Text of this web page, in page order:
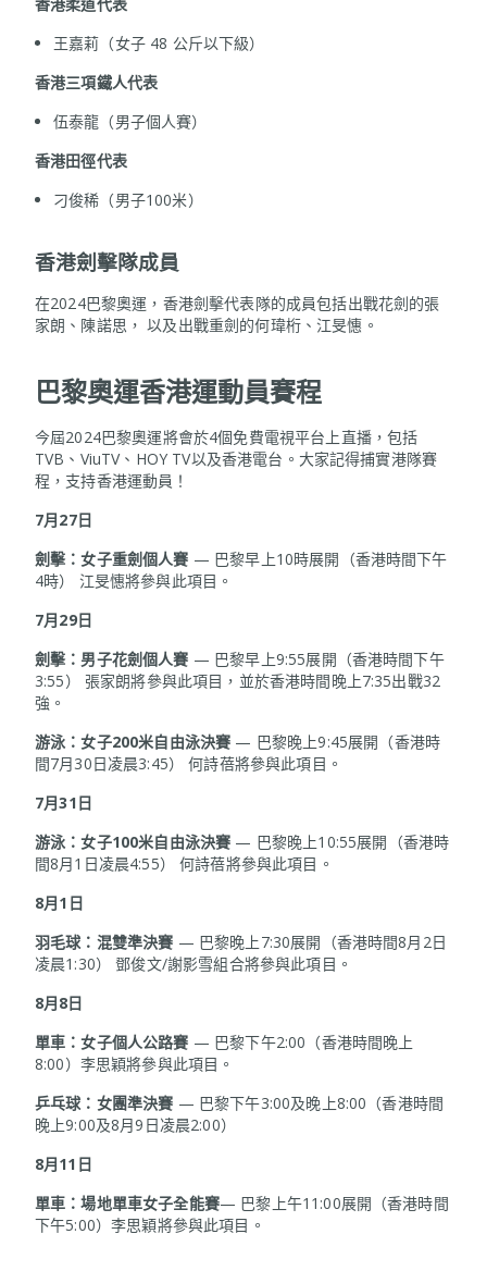
王嘉莉（女子 48 公斤以下級）
香港三項鐵人代表
伍泰龍（男子個人賽）
香港田徑代表
刁俊稀（男子100米）
香港劍擊隊成員
在2024巴黎奧運，香港劍擊代表隊的成員包括出戰花劍的張
家朗、陳諾思， 以及出戰重劍的何瑋桁、江旻憓。
巴黎奧運香港運動員賽程
今屆2024巴黎奧運將會於4個免費電視平台上直播，包括
TVB、ViuTV、HOY TV以及香港電台。大家記得捕實港隊賽
程，支持香港運動員！
7月27日
劍擊：女子重劍個人賽 — 巴黎早上10時展開（香港時間下午
4時） 江旻憓將參與此項目。
7月29日
劍擊：男子花劍個人賽 — 巴黎早上9:55展開（香港時間下午
3:55） 張家朗將參與此項目，並於香港時間晚上7:35出戰32
強。
游泳：女子200米自由泳決賽 — 巴黎晚上9:45展開（香港時
間7月30日凌晨3:45） 何詩蓓將參與此項目。
7月31日
游泳：女子100米自由泳決賽 — 巴黎晚上10:55展開（香港時
間8月1日凌晨4:55） 何詩蓓將參與此項目。
8月1 日
羽毛球：混雙準決賽 — 巴黎晚上7:30展開（香港時間8月2日
凌晨1:30） 鄧俊文/謝影雪組合將參與此項目。
8月8日
單車：女子個人公路賽 — 巴黎下午2:00（香港時間晚上
8:00）李思穎將參與此項目。
乒乓球：女團準決賽 — 巴黎下午3:00及晚上8:00（香港時間
晚上9:00及8月9日凌晨2:00）
8月11日
單車：場地單車女子全能賽— 巴黎上午11:00展開（香港時間
下午5:00）李思穎將參與此項目。